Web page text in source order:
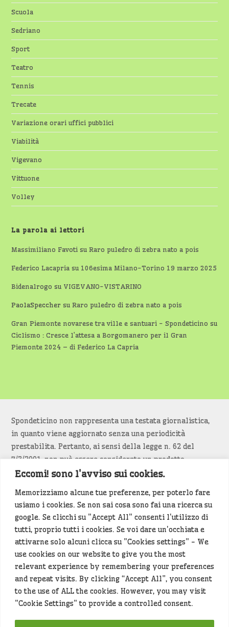
Eccomi! sono l'avviso sui cookies.
Memorizziamo alcune tue preferenze, per poterlo fare
usiamo i cookies. Se non sai cosa sono fai una ricerca su
google. Se clicchi su "Accept All" consenti l'utilizzo di
tutti, proprio tutti i cookies. Se voi dare un'occhiata e
attivarne solo alcuni clicca su "Cookies settings" - We
use cookies on our website to give you the most
relevant experience by remembering your preferences
and repeat visits. By clicking “Accept All”, you consent
to the use of ALL the cookies. However, you may visit
"Cookie Settings" to provide a controlled consent.
Scuola
Sedriano
Sport
Teatro
Tennis
Trecate
Variazione orari uffici pubblici
Viabilità
Vigevano
Vittuone
Volley
La parola ai lettori
Massimiliano Favoti suRaro puledro di zebra nato a pois
Federico Lacapria su 106esima Milano-Torino 19 marzo 2025
Bidenalrogo su VIGEVANO-VISTARINO
PaolaSpeccher suRaro puledro di zebra nato a pois
Gran Piemonte novarese tra ville e santuari - Spondeticino su
Ciclismo : Cresce l’attesa a Borgomanero per il Gran
Piemonte 2024 – di Federico La Capria
Spondeticino non rappresenta una testata giornalistica,
in quanto viene aggiornato senza una periodicità
prestabilita. Pertanto, ai sensi della legge n. 62 del
7/3/2001, non può essere considerato un prodotto
editoriale.
Siamo attenti a non violare copyright e diritti
d’immagine. Se un contenuto è di tua proprietà e vuoi
richiederne la rimozionediccelo(<- clicca per inviarci un
messaggio).
Alcuni articoli sono generati in bozza rielaborando, con
l'intelligenza artificiale generativa, contenuti
provenienti da fonti istituzionali e altri siti di interesse
locale. Prima della pubblicazioni l'articolo viene
controllato dalla redazione.